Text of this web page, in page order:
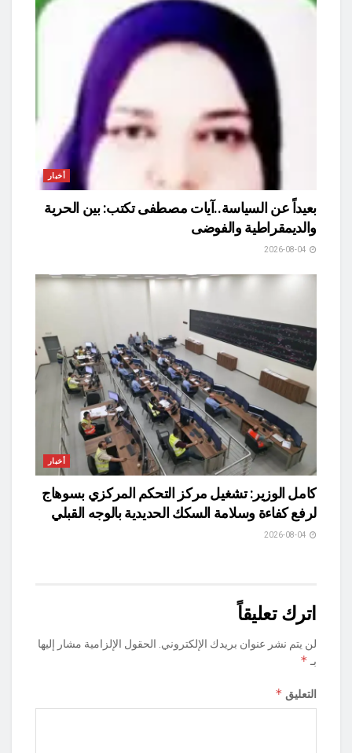
أخبار
بعيداً عن السياسة..آيات مصطفى تكتب: بين الحرية
والديمقراطية والفوضى
أخبار
كامل الوزير: تشغيل مركز التحكم المركزي بسوهاج
لرفع كفاءة وسلامة السكك الحديدية بالوجه القبلي
اترك تعليقاً
لن يتم نشر عنوان بريدك الإلكتروني. الحقول الإلزامية مشار إليها
بـ *
التعليق *